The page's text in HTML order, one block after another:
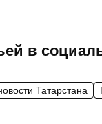
в
Татарстана